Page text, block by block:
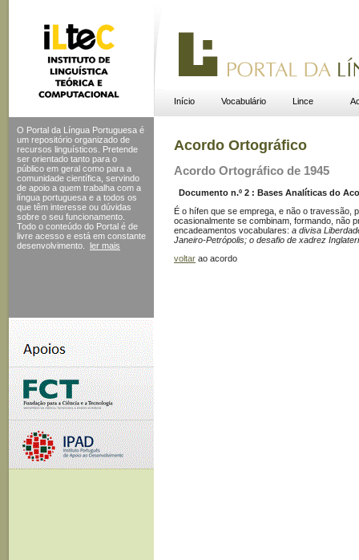
Início Vocabulário Lince
O Portal da Língua Portuguesa é
um repositório organizado de
recursos linguísticos. Pretende
ser orientado tanto para o
público em geral como para a
comunidade científica, servindo
de apoio a quem trabalha com a
língua portuguesa e a todos os
que têm interesse ou dúvidas
sobre o seu funcionamento.
Todo o conteúdo do Portal é de
livre acesso e está em constante
desenvolvimento.
ler mais
Acordo Ortográfico
Acordo Ortográfico de 1945
Documento n.º 2 : Bases Analíticas do
É o hífen que se emprega, e não o travessão,
ocasionalmente se combinam, formando, não
encadeamentos vocabulares: a divisa
Janeiro-Petrópolis; o desafio de xadrez
voltar ao acordo